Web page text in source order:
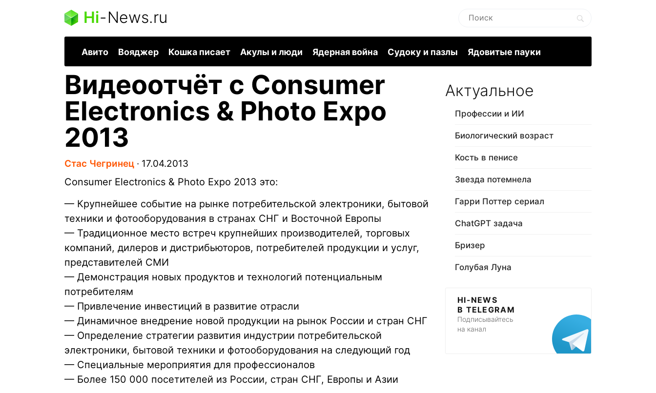
Hi-News.ru
Авито Вояджер Кошка писает Акулы и люди Ядерная война Судоку и пазлы Ядовитые пауки
Видеоотчёт с Consumer
Electronics & Photo Expo
2013
Стас Чегринец ∙ 17.04.2013
Consumer Electronics & Photo Expo 2013 это:
— Крупнейшее событие на рынке потребительской электроники, бытовой
техники и фотооборудования в странах СНГ и Восточной Европы
— Традиционное место встреч крупнейших производителей, торговых
компаний, дилеров и дистрибьюторов, потребителей продукции и услуг,
представителей СМИ
— Демонстрация новых продуктов и технологий потенциальным
потребителям
— Привлечение инвестиций в развитие отрасли
— Динамичное внедрение новой продукции на рынок России и стран СНГ
— Определение стратегии развития индустрии потребительской
электроники, бытовой техники и фотооборудования на следующий год
— Специальные мероприятия для профессионалов
— Более 150 000 посетителей из России, стран СНГ, Европы и Азии
Актуальное
Профессии и ИИ
Биологический возраст
Кость в пенисе
Звезда потемнела
Гарри Поттер сериал
ChatGPT задача
Бризер
Голубая Луна
HI-NEWS
В TELEGRAM
Подписывайтесь
на канал